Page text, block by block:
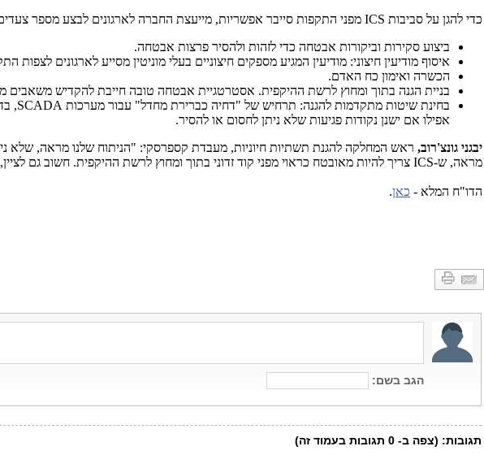
כדי להגן על סביבות ICS מפני התקפות סייבר אפשריות, מייעצת החברה לארגונים לבצע מספר
ביצוע סקירות וביקורות אבטחה כדי לזהות ולהסיר פרצות אבטחה.
איסוף מודיעין חיצוני: מודיעין המגיע מספקים חיצוניים בעלי מוניטין מסייע לארגונים
הכשרה ואימון כח האדם.
בניית הגנה בתוך ומחוץ לרשת ההיקפית. אסטרטגיית אבטחה טובה חייבת להקדיש משאבים
בחינת שיטות מתקדמות להגנה: תרחיש של "דחיה כברירת מחדל" עבור מערכות SCADA
,
אפילו אם ישנן נקודות פגיעות שלא ניתן לחסום או להסיר.
יבגני גונצ'רוב, ראש המחלקה להגנת תשתיות חיוניות, מעבדת קספרסקי: "הניתוח שלנו מראה, שלא
מראה, ש-ICS צריך להיות מאובטח כראוי מפני קוד זדוני בתוך ומחוץ לרשת ההיקפית. חשוב גם
הדו"ח המלא - כאן.